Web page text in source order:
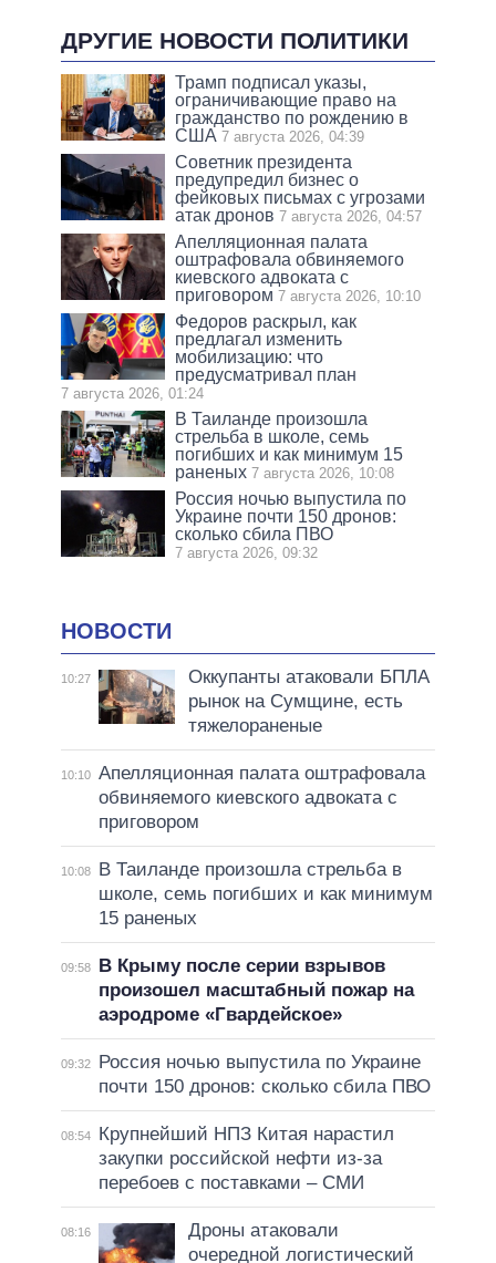
ДРУГИЕ НОВОСТИ ПОЛИТИКИ
Трамп подписал указы,
ограничивающие право на
гражданство по рождению в
США 7 августа 2026, 04:39
Советник президента
предупредил бизнес о
фейковых письмах с угрозами
атак дронов 7 августа 2026, 04:57
Апелляционная палата
оштрафовала обвиняемого
киевского адвоката с
приговором 7 августа 2026, 10:10
Федоров раскрыл, как
предлагал изменить
мобилизацию: что
предусматривал план
7 августа 2026, 01:24
В Таиланде произошла
стрельба в школе, семь
погибших и как минимум 15
раненых 7 августа 2026, 10:08
Россия ночью выпустила по
Украине почти 150 дронов:
сколько сбила ПВО
7 августа 2026, 09:32
НОВОСТИ
10:27
Оккупанты атаковали БПЛА
рынок на Сумщине, есть
тяжелораненые
10:10 Апелляционная палата оштрафовала
обвиняемого киевского адвоката с
приговором
10:08
В Таиланде произошла стрельба в
школе, семь погибших и как минимум
15 раненых
09:58
В Крыму после серии взрывов
произошел масштабный пожар на
аэродроме «Гвардейское»
09:32
Россия ночью выпустила по Украине
почти 150 дронов: сколько сбила ПВО
08:54
Крупнейший НПЗ Китая нарастил
закупки российской нефти из-за
перебоев с поставками – СМИ
08:16
Дроны атаковали
очередной логистический